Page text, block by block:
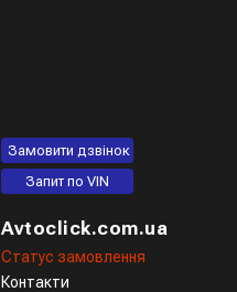
Замовити дзвінок
Запит по VIN
Avtoclick.com.ua
Статус замовлення
Контакти